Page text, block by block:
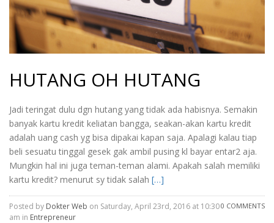
HUTANG OH HUTANG
Jadi teringat dulu dgn hutang yang tidak ada habisnya. Semakin
banyak kartu kredit keliatan bangga, seakan-akan kartu kredit
adalah uang cash yg bisa dipakai kapan saja. Apalagi kalau tiap
beli sesuatu tinggal gesek gak ambil pusing kl bayar entar2 aja.
Mungkin hal ini juga teman-teman alami. Apakah salah memiliki
kartu kredit? menurut sy tidak salah […]
0 COMMENTS
Posted by Dokter Web on Saturday, April 23rd, 2016 at 10:30
am in Entrepreneur